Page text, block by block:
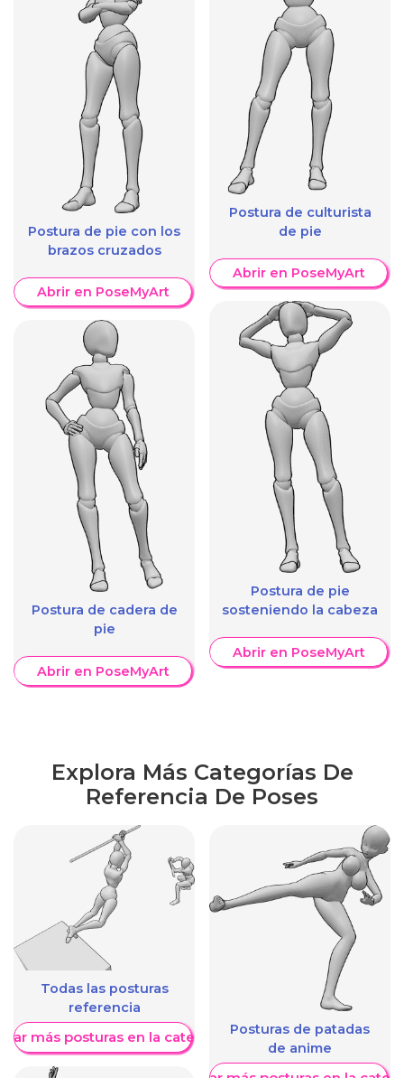
Postura de pie con los
brazos cruzados
Abrir en PoseMyArt
Postura de cadera de
pie
Abrir en PoseMyArt
Postura de culturista
de pie
Abrir en PoseMyArt
Postura de pie
sosteniendo la cabeza
Abrir en PoseMyArt
Explora Más Categorías De
Referencia De Poses
Todas las posturas
referencia
más posturas en la categoría Posturas de patadas
de anime